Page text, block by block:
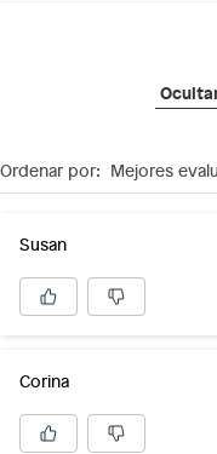
Ordenar por: Mejores
Susan
Corina